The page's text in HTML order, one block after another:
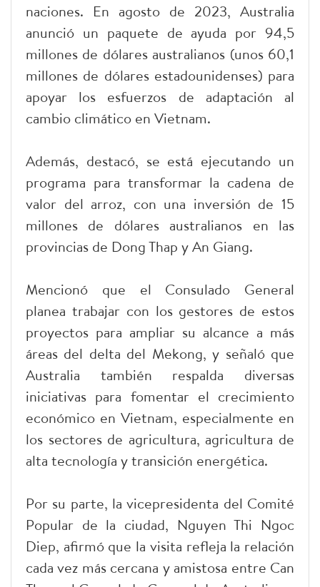
naciones. En agosto de 2023, Australia
anunció un paquete de ayuda por 94,5
millones de dólares australianos (unos 60,1
millones de dólares estadounidenses) para
apoyar los esfuerzos de adaptación al
cambio climático en Vietnam.
Además, destacó, se está ejecutando un
programa para transformar la cadena de
valor del arroz, con una inversión de 15
millones de dólares australianos en las
provincias de Dong Thap y An Giang.
Mencionó que el Consulado General
planea trabajar con los gestores de estos
proyectos para ampliar su alcance a más
áreas del delta del Mekong, y señaló que
Australia también respalda diversas
iniciativas para fomentar el crecimiento
económico en Vietnam, especialmente en
los sectores de agricultura, agricultura de
alta tecnología y transición energética.
Por su parte, la vicepresidenta del Comité
Popular de la ciudad, Nguyen Thi Ngoc
Diep, afirmó que la visita refleja la relación
cada vez más cercana y amistosa entre Can